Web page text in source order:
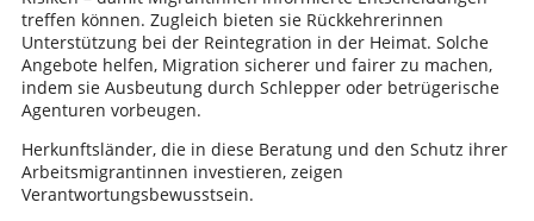
treffen können. Zugleich bieten sie Rückkehrerinnen
Unterstützung bei der Reintegration in der Heimat. Solche
Angebote helfen, Migration sicherer und fairer zu machen,
indem sie Ausbeutung durch Schlepper oder betrügerische
Agenturen vorbeugen.
Herkunftsländer, die in diese Beratung und den Schutz ihrer
Arbeitsmigrantinnen investieren, zeigen
Verantwortungsbewusstsein.